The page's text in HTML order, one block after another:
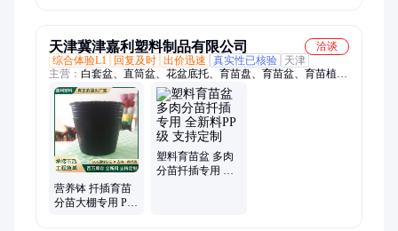
天津冀津嘉利塑料制品有限公司
洽谈
综合体验L1
回复及时 出价迅速 真实性已核验
天津
主营： 白套盆、直筒盆、花盆底托、育苗盘、育苗盆、育苗植物
营养袋、大号花圃、底座托盘、双色花盆、塑料托盘、控根塑
料、花盆托盘、塑料花盆、多肉花盆、塑料桌盆、蝴蝶兰托盘、
多肉小硬盆、加深水培篮、塑料水培网、青山加仑花盆、透气侧
孔花盆、家庭绿植花盆、君子兰多肉盆、自动吸水懒人盆、圆形
滚轮万向轮
营养钵 扦插育苗
分苗大棚专用 PE
塑料育苗盆 多肉
分苗扦插专用 全